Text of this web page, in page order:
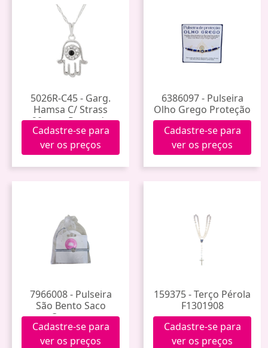
5026R-C45 - Garg.
Hamsa C/ Strass
20mm - Prateado
Corrente 45cm
Cadastre-se para
ver os preços
6386097 - Pulseira
Olho Grego Proteção
Cadastre-se para
ver os preços
7966008 - Pulseira
São Bento Saco
Organza
Cadastre-se para
ver os preços
159375 - Terço Pérola
F1301908
Cadastre-se para
ver os preços